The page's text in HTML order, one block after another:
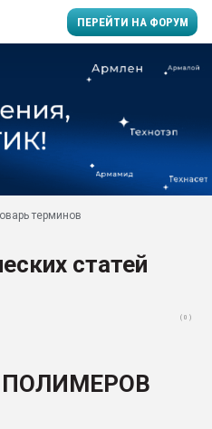
ПЕРЕЙТИ НА ФОРУМ
Вакуум-формовочные
28.07.2026
28.07.2026
ситуацией на
Продам отходы
терминов
статей
( 0 )